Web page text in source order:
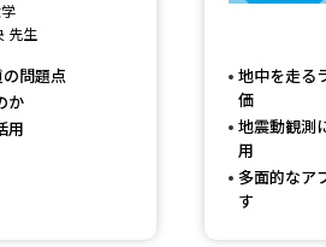
特待生制度特集
用）
先生
問題点
か
用
地中を走る
価
地震動観測
用
多面的なア
す